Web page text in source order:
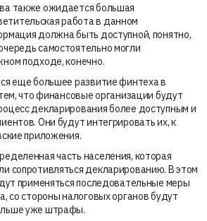
также ожидается большая
работа в данном
должна быть доступной, понятно,
самостоятельно могли
подходе, конечно.
еще большее развитие финтеха в
что финансовые организации будут
декларирования более доступным и
Они будут интегрировать их, к
приложения.
часть населения, которая
сопротивляться декларированию. В этом
применяться последовательные меры
со стороны налоговых органов будут
уже штрафы.